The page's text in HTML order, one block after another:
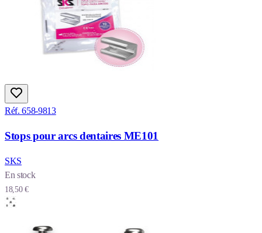
Réf. 658-9813
Stops pour arcs dentaires ME101
SKS
En stock
18,50 €